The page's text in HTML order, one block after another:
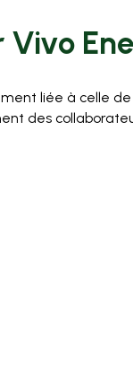
Vivo
liée à celle de
des